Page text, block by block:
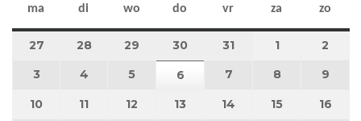
ma maandag
di dinsdag
wo woensdag
do donderdag
vr vrijdag
za zaterdag
zo
27 27 juli 2026
28 28 juli 2026
29 29 juli 2026
30 30 juli 2026
31 31 juli 2026
11 augustus
2
3 3 augustus 2026
4 4 augustus 2026
5 5 augustus 2026
6 6 augustus 2026
7 7 augustus 2026
8 8 augustus
9
10 10 augustus 2026
11 11 augustus 2026
12 12 augustus 2026
13 13 augustus 2026
14 14 augustus 2026
15 15 16